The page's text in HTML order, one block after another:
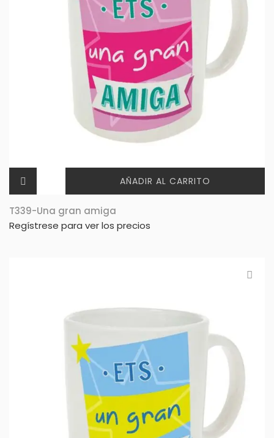
AÑADIR AL CARRITO
T339-Una gran amiga
Regístrese para ver los precios